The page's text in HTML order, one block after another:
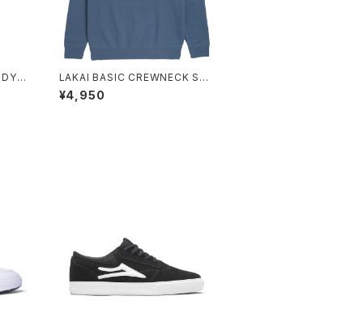
LAKAI BASIC CREWNECK STE
EL BLUE
¥4,950